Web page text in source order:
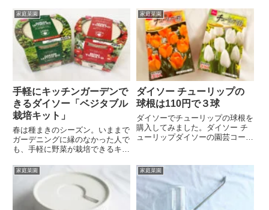
リーフとしてサラダに種まきから
約40日。数種類のレタスの種が
ミックスされていたダイ...
に白いものが。発芽の兆しをみせ
ています。枝豆3日前に蒔いた枝
豆。白いものが出そう…な気配。
いちごどうしてもイチゴの水耕
栽...
家庭菜園
手軽にキッチンガーデンで
きるダイソー「ベジタブル
栽培キット」
春は種まきのシーズン。いままで
ガーデニングに縁のなかった人で
も、手軽に野菜が栽培できるキッ
ダイソー おうちでガーデニング
「ベジタブル栽培キット」ダイソ
ーに登場したのは「ベジタブル栽
培キット」コーナー。パッケー
家庭菜園
ダイソー チューリップの
球根は110円で３球
ダイソーでチューリップの球根を
購入してみました。ダイソー チ
ューリップダイソーの園芸コーナ
ューリップの球根が。３球入って
いて110円。購入した店舗には4
種類のカラーがありましたが、...
家庭菜園 家庭菜園